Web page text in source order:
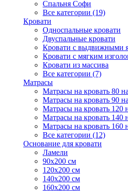
Спальня Софи
Все категории (19)
Кровати
Односпальные кровати
Двуспальные кровати
Кровати с выдвижными
Кровати с мягким
Кровати из массива
Все категории (7)
Матрасы
Матрасы на кровать 80
Матрасы на кровать 90
Матрасы на кровать 120
Матрасы на кровать 140
Матрасы на кровать 160
Все категории (12)
Основание для кровати
Ламели
90х200 см
120х200 см
140х200 см
160х200 см